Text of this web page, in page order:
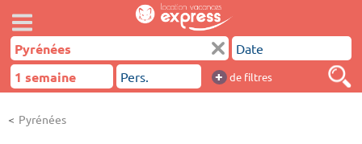
+ de filtres
Pyrénées